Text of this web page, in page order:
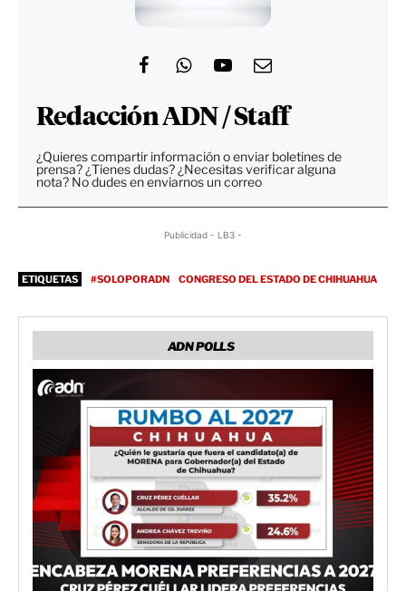
Redacción ADN / Staff
¿Quieres compartir información o enviar boletines de
prensa? ¿Tienes dudas? ¿Necesitas verificar alguna
nota? No dudes en enviarnos un correo
Publicidad - LB3 -
ETIQUETAS #SOLOPORADN CONGRESO DEL ESTADO DE CHIHUAHUA
ADN POLLS